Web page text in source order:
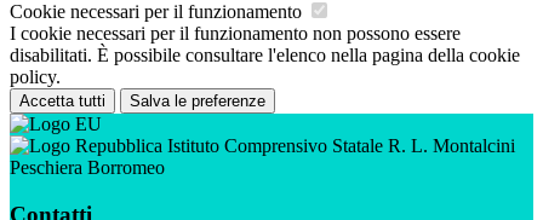
Cookie necessari per il funzionamento
I cookie necessari per il funzionamento non possono essere
disabilitati. È possibile consultare l'elenco nella pagina della cookie
policy.
Accetta tutti Salva le preferenze
Istituto Comprensivo Statale R. L. Montalcini
Peschiera Borromeo
Contatti